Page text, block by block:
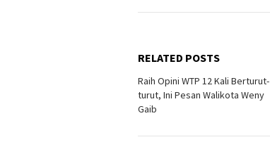
RELATED POSTS
Raih Opini WTP 12 Kali Berturut-
turut, Ini Pesan Walikota Weny
Gaib